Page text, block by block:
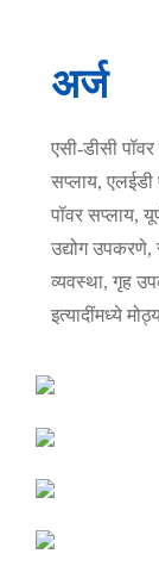
अर्ज
एसी-डीसी
सप्लाय, एलईडी
पॉवर सप्लाय,
उद्योग उपकरणे,
व्यवस्था, गृह
इत्यादींमध्ये